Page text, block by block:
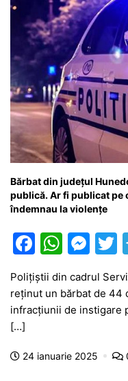
Bărbat din județul
publică. Ar fi publicat pe
îndemnau la violențe
F
c
e
o
W
at
s
p
M
s
s
n
Polițiștii din cadrul
reținut un bărbat de 44
infracțiunii de instigare
[…]
24 ianuarie 2025